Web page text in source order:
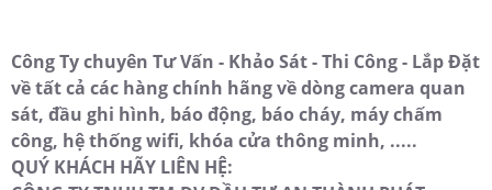
Công Ty chuyên Tư Vấn - Khảo Sát - Thi Công - Lắp Đặt
về tất cả các hàng chính hãng về dòng camera quan
sát, đầu ghi hình, báo động, báo cháy, máy chấm
công, hệ thống wifi, khóa cửa thông minh, .....
QUÝ KHÁCH HÃY LIÊN HỆ: